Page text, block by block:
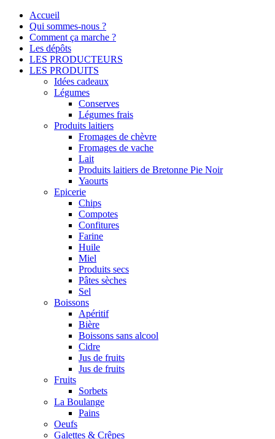
Accueil
Qui sommes-nous ?
Comment ça marche ?
Les dépôts
LES PRODUCTEURS
LES PRODUITS
Idées cadeaux
Légumes
Conserves
Légumes frais
Produits laitiers
Fromages de chèvre
Fromages de vache
Lait
Produits laitiers de Bretonne Pie Noir
Yaourts
Epicerie
Chips
Compotes
Confitures
Farine
Huile
Miel
Produits secs
Pâtes sèches
Sel
Boissons
Apéritif
Bière
Boissons sans alcool
Cidre
Jus de fruits
Jus de fruits
Fruits
Sorbets
La Boulange
Pains
Oeufs
Galettes & Crêpes